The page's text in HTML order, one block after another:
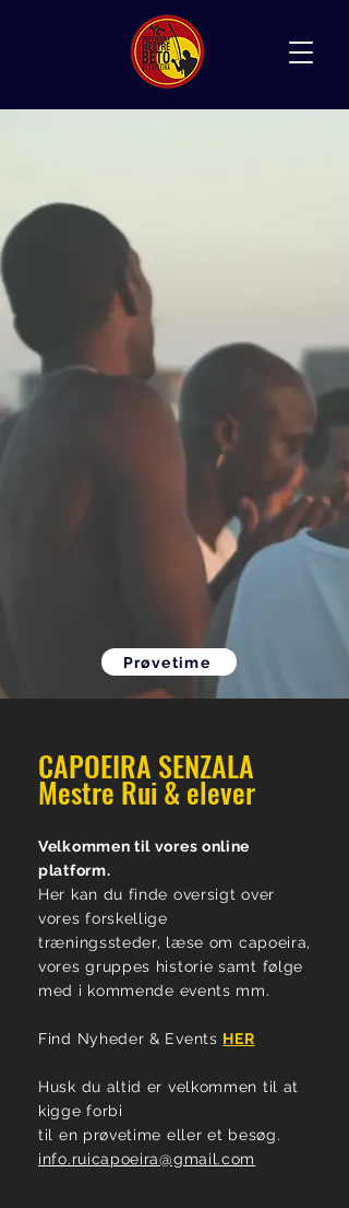
Prøvetime
CAPOEIRA SENZALA
Mestre Rui & elever​
Velkommen til vores online
platform.
Her kan du finde oversigt over
vores forskellige
træningssteder, læse om capoeira,
vores gruppes historie samt følge
med i kommende events mm.
Find Nyheder & Events HER
Husk du altid er velkommen til at
kigge forbi
til en prøvetime eller et besøg.
info.ruicapoeira@gmail.com